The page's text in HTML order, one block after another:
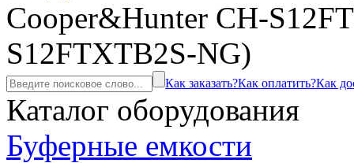
Cooper&Hunter CH-
S12FTXTB2S-NG)
Как заказать?Как оплатить?Как
Каталог оборудования
Буферные емкости